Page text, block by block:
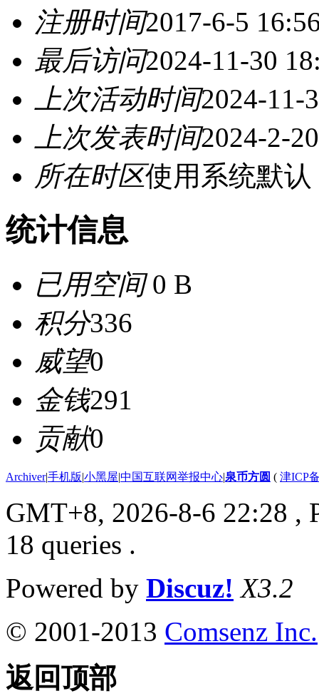
注册时间2017-6-5
最后访问2024-11-30
上次活动时间2024-11-
上次发表时间2024-2-
所在时区使用系统默认
统计信息
已用空间0 B
积分336
威望0
金钱291
贡献0
Archiver|手机版|小黑屋|中国互联网举报中心|泉币方圆 ( 津ICP
GMT+8, 2026-8-6 22:28 ,
18 queries .
Powered by Discuz! X3.2
© 2001-2013 Comsenz Inc.
返回顶部